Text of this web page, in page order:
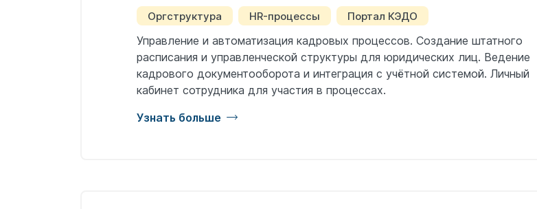
Оргструктура HR-процессы Портал КЭДО
Управление и автоматизация кадровых процессов. Создание штатного
расписания и управленческой структуры для юридических лиц. Ведение
кадрового документооборота и интеграция с учётной системой. Личный
кабинет сотрудника для участия в процессах.
Узнать больше